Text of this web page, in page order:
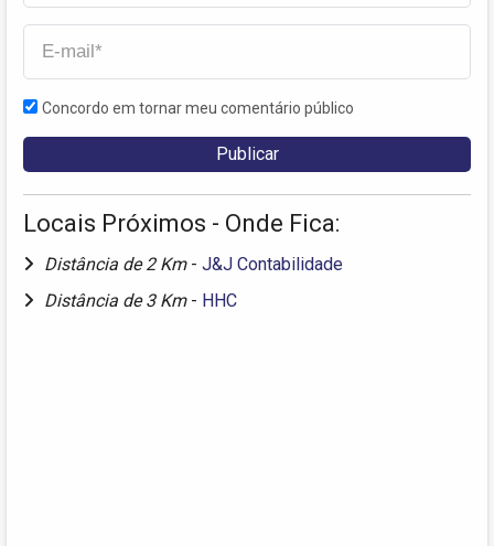
Concordo em tornar meu comentário público
Locais Próximos - Onde Fica:
Distância de 2 Km - J&J Contabilidade
Distância de 3 Km - HHC